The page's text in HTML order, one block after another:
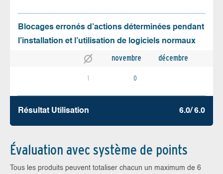
Blocages erronés d’actions déterminées pendant
l’installation et l’utilisation de logiciels normaux
novembre décembre
1 0
Résultat Utilisation 6.0/ 6.0
Évaluation avec système de points
Tous les produits peuvent totaliser chacun un maximum de 6